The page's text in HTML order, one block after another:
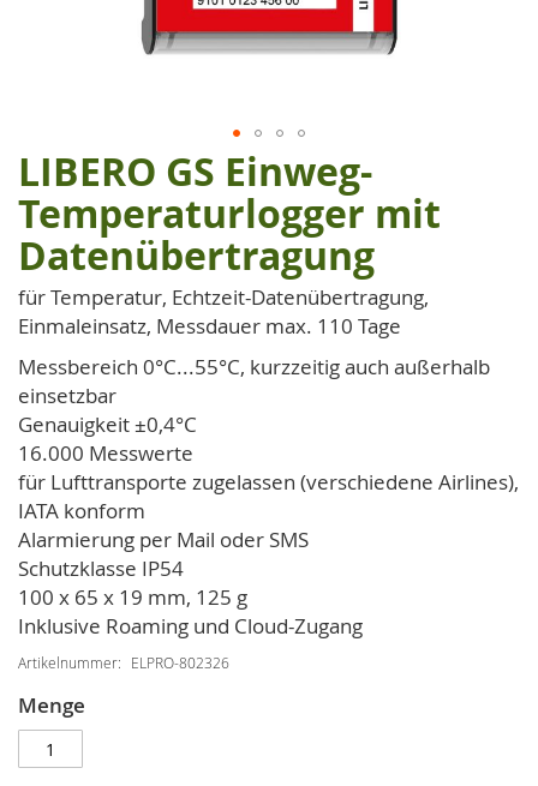
Zum
Anfang
der
Bildgalerie
springen
LIBERO GS Einweg-
Temperaturlogger mit
Datenübertragung
für Temperatur, Echtzeit-Datenübertragung,
Einmaleinsatz, Messdauer max. 110 Tage
Messbereich 0°C...55°C, kurzzeitig auch außerhalb
einsetzbar
Genauigkeit ±0,4°C
16.000 Messwerte
für Lufttransporte zugelassen (verschiedene Airlines),
IATA konform
Alarmierung per Mail oder SMS
Schutzklasse IP54
100 x 65 x 19 mm, 125 g
Inklusive Roaming und Cloud-Zugang
Artikelnummer ELPRO-802326
Menge